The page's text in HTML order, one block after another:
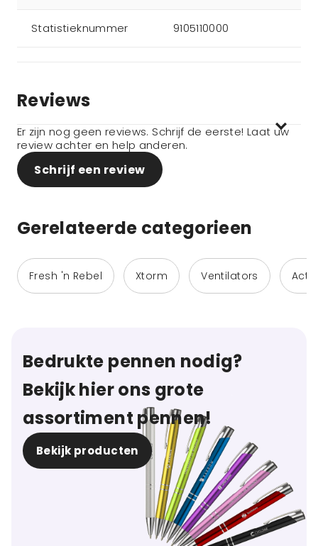
Statistieknummer 9105110000
Reviews
Er zijn nog geen reviews. Schrijf de eerste! Laat uw
review achter en help anderen.
Schrijf een review
Gerelateerde categorieen
Fresh 'n Rebel Xtorm Ventilators
Bedrukte pennen nodig?
Bekijk hier ons grote
assortiment pennen!
Bekijk producten